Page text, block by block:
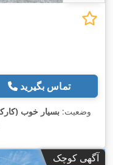
تماس بگیرید
وضعیت: بسیار خوب
آگهی کوچک